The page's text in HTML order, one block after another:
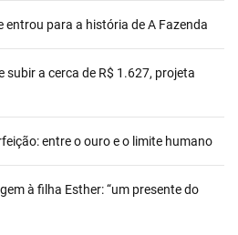
entrou para a história de A Fazenda
subir a cerca de R$ 1.627, projeta
entre o ouro e o limite humano
à filha Esther: “um presente do